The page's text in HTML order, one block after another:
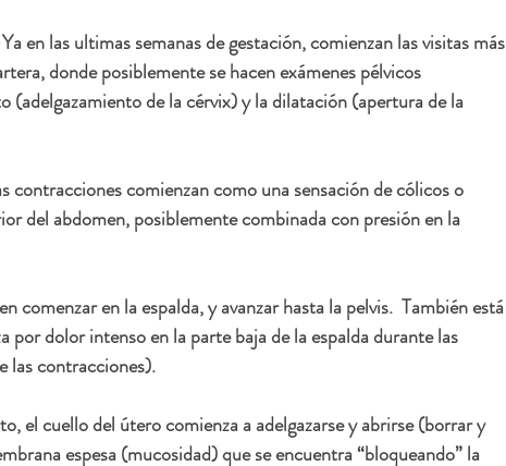
en las ultimas semanas de gestación, comienzan las visitas más
donde posiblemente se hacen exámenes pélvicos
(adelgazamiento de la cérvix) y la dilatación (apertura de la
contracciones comienzan como una sensación de cólicos o
del abdomen, posiblemente combinada con presión en la
comenzar en la espalda, y avanzar hasta la pelvis.  También está
por dolor intenso en la parte baja de la espalda durante las
las contracciones).
el cuello del útero comienza a adelgazarse y abrirse (borrar y
espesa (mucosidad) que se encuentra “bloqueando” la